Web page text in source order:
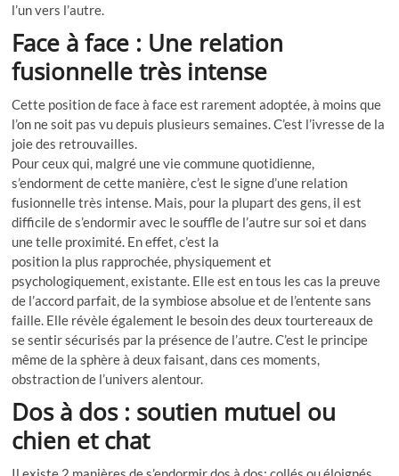
l’un vers l’autre.
Face à face : Une relation
fusionnelle très intense
Cette position de face à face est rarement adoptée, à moins que
l’on ne soit pas vu depuis plusieurs semaines. C’est l’ivresse de la
joie des retrouvailles.
Pour ceux qui, malgré une vie commune quotidienne,
s’endorment de cette manière, c’est le signe d’une relation
fusionnelle très intense. Mais, pour la plupart des gens, il est
difficile de s’endormir avec le souffle de l’autre sur soi et dans
une telle proximité. En effet, c’est la
position la plus rapprochée, physiquement et
psychologiquement, existante. Elle est en tous les cas la preuve
de l’accord parfait, de la symbiose absolue et de l’entente sans
faille. Elle révèle également le besoin des deux tourtereaux de
se sentir sécurisés par la présence de l’autre. C’est le principe
même de la sphère à deux faisant, dans ces moments,
obstraction de l’univers alentour.
Dos à dos : soutien mutuel ou
chien et chat